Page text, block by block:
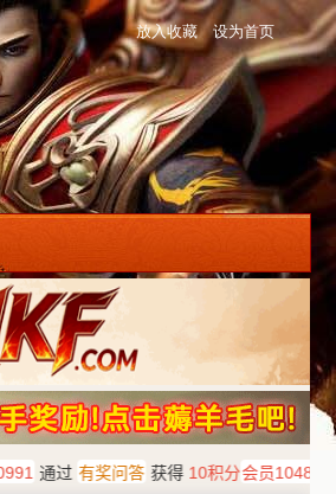
放入收藏 设为首页